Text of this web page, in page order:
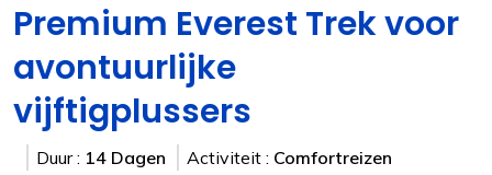
Premium Everest Trek voor
avontuurlijke
vijftigplussers
Duur : 14 Dagen Activiteit : Comfortreizen